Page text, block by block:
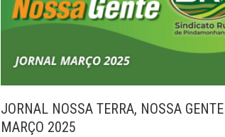
JORNAL NOSSA TERRA, NOSSA
MARÇO 2025